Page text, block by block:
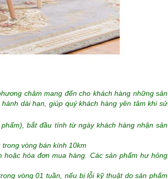
châm mang đến cho khách hàng những sản
dài hạn, giúp quý khách hàng yên tâm khi sử
bắt đầu tính từ ngày khách hàng nhận sản
vòng bán kính 10km
hóa đơn mua hàng. Các sản phẩm hư hỏng
vòng 01 tuần, nếu bị lỗi kỹ thuật do sản phẩm